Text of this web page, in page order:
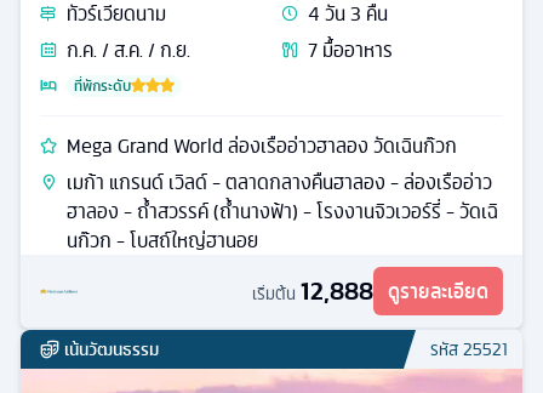
ทัวร์เวียดนาม 4วัน3 คืน
ก.ค. / ส.ค. / ก.ย.
7มื้ออาหาร
ที่พักระดับ
Mega Grand World ล่องเรืออ่าวฮาลอง วัดเฉินก๊วก
เมก้า แกรนด์ เวิลด์ - ตลาดกลางคืนฮาลอง - ล่องเรืออ่าว
ฮาลอง - ถ้ำสวรรค์ (ถ้ำนางฟ้า) - โรงงานจิวเวอร์รี่ - วัดเฉิ
นก๊วก - โบสถ์ใหญ่ฮานอย
เริ่มต้น 12,888 ดูรายละเอียด
เน้นวัฒนธรรม รหัส25521